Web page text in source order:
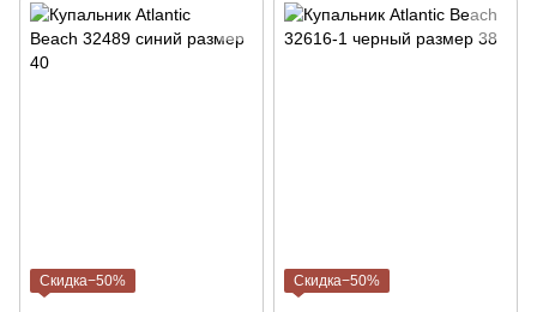
Скидка−50% Скидка−50%